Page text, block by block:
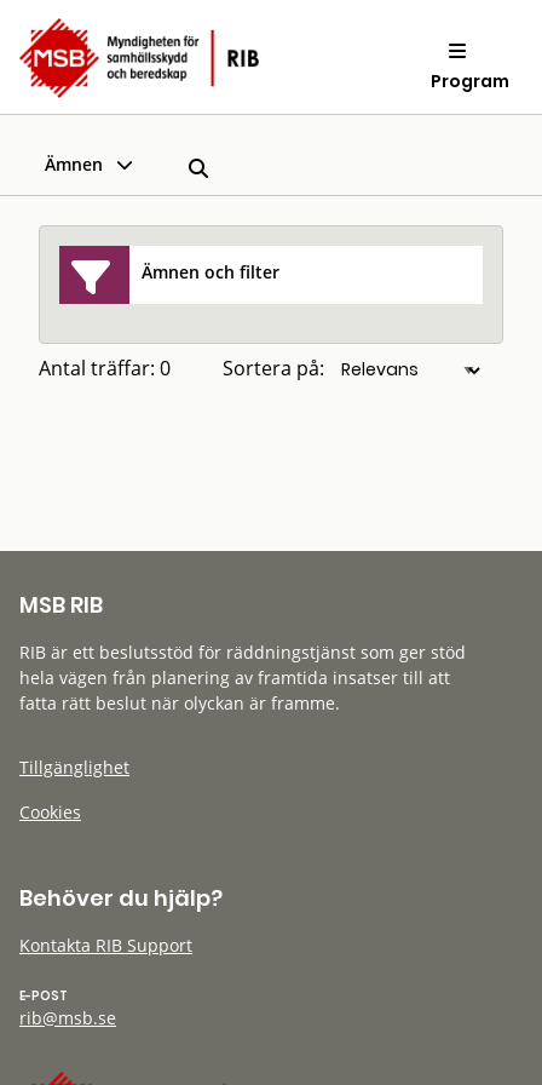
Program
Ämnen
Ämnen och filter
Antal träffar: 0 Sortera på:
MSB RIB
RIB är ett beslutsstöd för räddningstjänst som ger stöd
hela vägen från planering av framtida insatser till att
fatta rätt beslut när olyckan är framme.
Tillgänglighet
Cookies
Behöver du hjälp?
Kontakta RIB Support
E-POST
rib@msb.se